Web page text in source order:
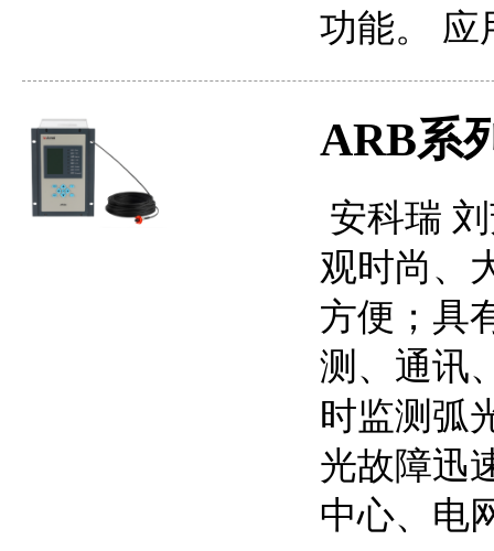
功能。
ARB系
安科瑞
观时尚、
方便；具
测、通讯
时监测弧
光故障迅
中心、电